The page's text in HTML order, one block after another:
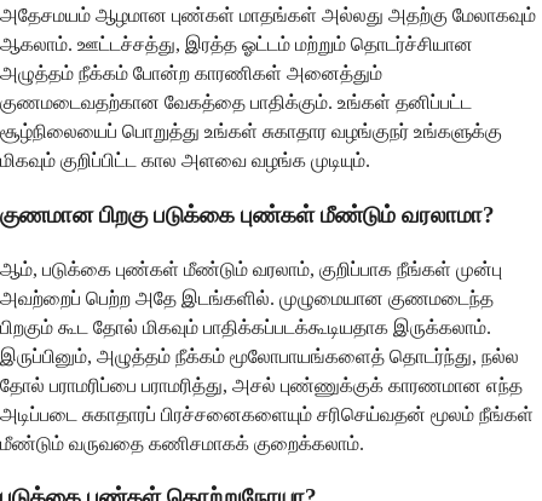
அதேசமயம் ஆழமான புண்கள் மாதங்கள் அல்லது அதற்கு மேலாகவும்
ஆகலாம். ஊட்டச்சத்து, இரத்த ஓட்டம் மற்றும் தொடர்ச்சியான
அழுத்தம் நீக்கம் போன்ற காரணிகள் அனைத்தும்
குணமடைவதற்கான வேகத்தை பாதிக்கும். உங்கள் தனிப்பட்ட
சூழ்நிலையைப் பொறுத்து உங்கள் சுகாதார வழங்குநர் உங்களுக்கு
மிகவும் குறிப்பிட்ட கால அளவை வழங்க முடியும்.
குணமான பிறகு படுக்கை புண்கள் மீண்டும் வரலாமா?
ஆம், படுக்கை புண்கள் மீண்டும் வரலாம், குறிப்பாக நீங்கள் முன்பு
அவற்றைப் பெற்ற அதே இடங்களில். முழுமையான குணமடைந்த
பிறகும் கூட தோல் மிகவும் பாதிக்கப்படக்கூடியதாக இருக்கலாம்.
இருப்பினும், அழுத்தம் நீக்கம் மூலோபாயங்களைத் தொடர்ந்து, நல்ல
தோல் பராமரிப்பை பராமரித்து, அசல் புண்ணுக்குக் காரணமான எந்த
அடிப்படை சுகாதாரப் பிரச்சனைகளையும் சரிசெய்வதன் மூலம் நீங்கள்
மீண்டும் வருவதை கணிசமாகக் குறைக்கலாம்.